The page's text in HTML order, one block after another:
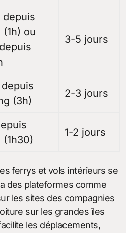
depuis
(1h) ou
3-5 jours
(3h)
2-3 jours
(1h30)
1-2 jours
ferrys et vols intérieurs se
des plateformes comme
les sites des compagnies
sur les grandes îles
les déplacements,